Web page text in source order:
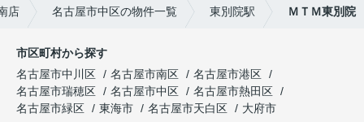
店 名古屋市中区の物件一覧 東別院駅 ＭＴＭ東別院
市区町村から探す
名古屋市中川区
名古屋市南区
名古屋市港区
名古屋市瑞穂区
名古屋市中区
名古屋市熱田区
名古屋市緑区
東海市 名古屋市天白区
大府市